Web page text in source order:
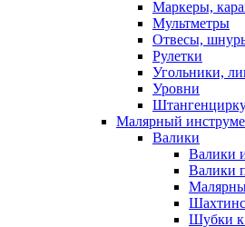
Маркеры,
Мультметры
Отвесы,
Рулетки
Угольники,
Уровни
Малярный
Валики
Валики
Валики
Шубки к